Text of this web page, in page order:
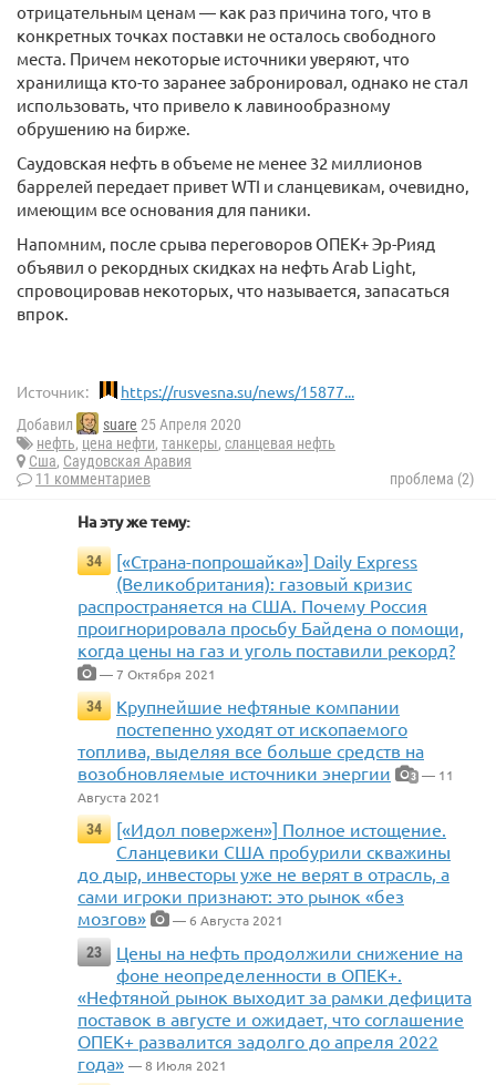
отрицательным ценам — как раз причина того, что в
конкретных точках поставки не осталось свободного
места. Причем некоторые источники уверяют, что
хранилища кто-то заранее забронировал, однако не стал
использовать, что привело к лавинообразному
обрушению на бирже.
Саудовская нефть в объеме не менее 32 миллионов
баррелей передает привет WTI и сланцевикам, очевидно,
имеющим все основания для паники.
Напомним, после срыва переговоров ОПЕК+ Эр-Рияд
объявил о рекордных скидках на нефть Arab Light,
спровоцировав некоторых, что называется, запасаться
впрок.
Источник: https://rusvesna.su/news/15877...
Добавил suare 25 Апреля 2020
нефть, цена нефти, танкеры, сланцевая нефть
Сша, Саудовская Аравия
11 комментариев
проблема (2)
На эту же тему:
34
[«Страна-попрошайка»] Daily Express
(Великобритания): газовый кризис
распространяется на США. Почему Россия
проигнорировала просьбу Байдена о помощи,
когда цены на газ и уголь поставили рекорд?
— 7 Октября 2021
34
Крупнейшие нефтяные компании
постепенно уходят от ископаемого
топлива, выделяя все больше средств на
возобновляемые источники энергии
3 — 11
Августа 2021
34
[«Идол повержен»] Полное истощение.
Сланцевики США пробурили скважины
до дыр, инвесторы уже не верят в отрасль, а
сами игроки признают: это рынок «без
мозгов»
— 6 Августа 2021
23
Цены на нефть продолжили снижение на
фоне неопределенности в ОПЕК+.
«Нефтяной рынок выходит за рамки дефицита
поставок в августе и ожидает, что соглашение
ОПЕК+ развалится задолго до апреля 2022
года» — 8 Июля 2021